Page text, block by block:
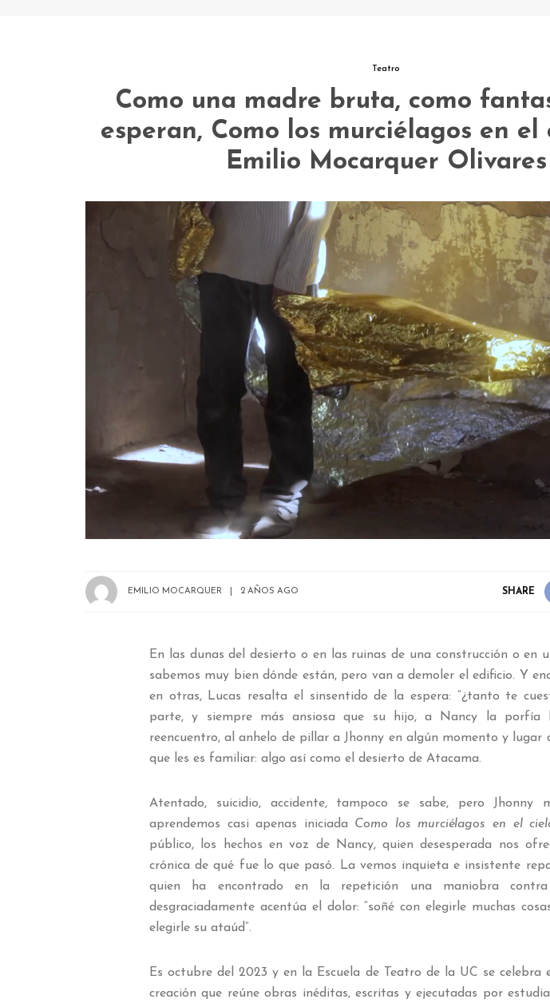
Teatro
Como una madre bruta, como
esperan, Como los murciélagos en el
Emilio Mocarquer Olivares
EMILIO MOCARQUER 2 AÑOS AGO SHARE
En las dunas del desierto o en las ruinas de una construcción o en
sabemos muy bien dónde están, pero van a demoler el edificio. Y
en otras, Lucas resalta el sinsentido de la espera: “¿tanto te
parte, y siempre más ansiosa que su hijo, a Nancy la porfía
reencuentro, al anhelo de pillar a Jhonny en algún momento y lugar
que les es familiar: algo así como el desierto de Atacama.
Atentado, suicidio, accidente, tampoco se sabe, pero Jhonny
aprendemos casi apenas iniciada Como los murciélagos en el
público, los hechos en voz de Nancy, quien desesperada nos
crónica de qué fue lo que pasó. La vemos inquieta e insistente
quien ha encontrado en la repetición una maniobra
desgraciadamente acentúa el dolor: “soñé con elegirle muchas
elegirle su ataúd”.
Es octubre del 2023 y en la Escuela de Teatro de la UC se celebra
creación que reúne obras inéditas, escritas y ejecutadas por